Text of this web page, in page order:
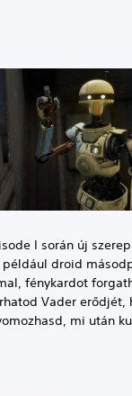
I során új
például droid
fénykardot
Vader erődjét,
mi után